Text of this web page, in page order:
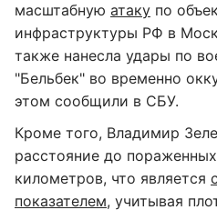
масштабную атаку по
инфраструктуры РФ в
также нанесла удары по
"Бельбек" во временно
этом сообщили в СБУ.
Кроме того, Владимир
расстояние до
километров, что является
показателем, учитывая